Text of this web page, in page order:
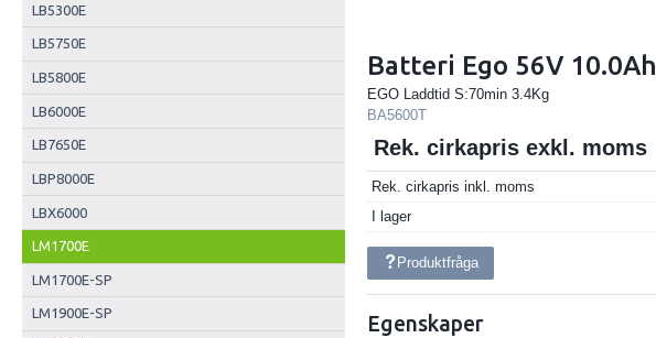
LB5300E
LB5750E
LB5800E
LB6000E
LB7650E
LBP8000E
LBX6000
LM1700E
LM1700E-SP
LM1900E-SP
Batteri Ego 56V 10.0Ah
EGO Laddtid S:70min 3.4Kg
BA5600T
Rek. cirkapris exkl. moms
Rek. cirkapris inkl. moms
I lager
Produktfråga
Egenskaper